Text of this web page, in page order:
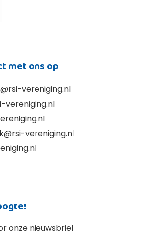
met ons op
vereniging.nl
vereniging.nl
vereniging.nl
onze nieuwsbrief